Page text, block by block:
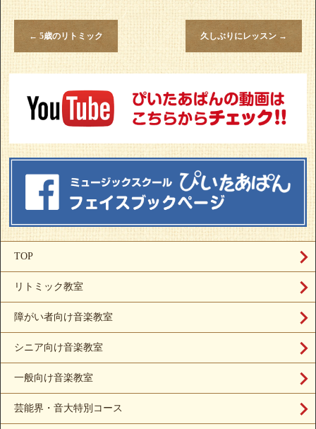
← 5歳のリトミック 久しぶりにレッスン →
TOP
リトミック教室
障がい者向け音楽教室
シニア向け音楽教室
一般向け音楽教室
芸能界・音大特別コース